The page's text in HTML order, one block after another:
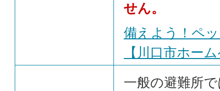
せん。
備えよう！ペ
【川口市ホー
一般の避難所